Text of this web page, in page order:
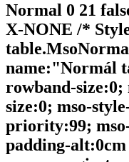
Normal 0 21
X-NONE /*
name:"Normál
rowband-size:0;
size:0; mso-
priority:99;
padding-